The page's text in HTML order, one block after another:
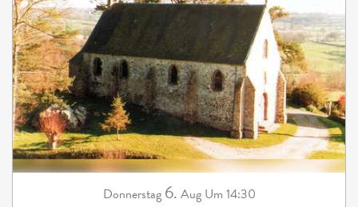
Donnerstag 6. Aug Um 14:30